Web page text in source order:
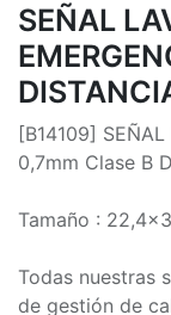
SEÑAL
[B14109] SEÑAL
0,7mm Clase B
Tamaño :
Todas nuestras
de gestión de